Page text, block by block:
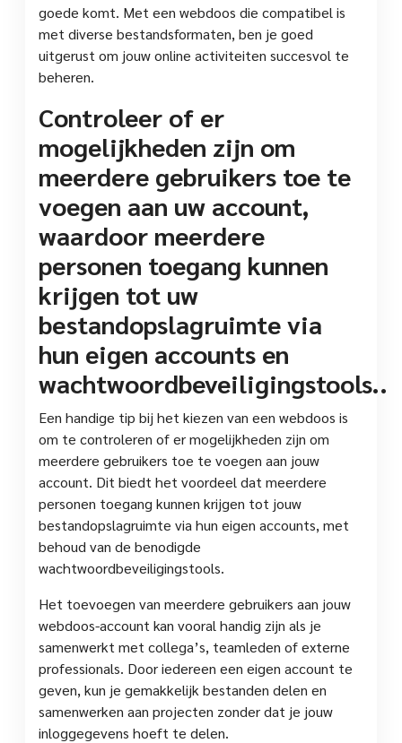
goede komt. Met een webdoos die compatibel is
met diverse bestandsformaten, ben je goed
uitgerust om jouw online activiteiten succesvol te
beheren.
Controleer of er
mogelijkheden zijn om
meerdere gebruikers toe te
voegen aan uw account,
waardoor meerdere
personen toegang kunnen
krijgen tot uw
bestandopslagruimte via
hun eigen accounts en
wachtwoordbeveiligingstools..
Een handige tip bij het kiezen van een webdoos is
om te controleren of er mogelijkheden zijn om
meerdere gebruikers toe te voegen aan jouw
account. Dit biedt het voordeel dat meerdere
personen toegang kunnen krijgen tot jouw
bestandopslagruimte via hun eigen accounts, met
behoud van de benodigde
wachtwoordbeveiligingstools.
Het toevoegen van meerdere gebruikers aan jouw
webdoos-account kan vooral handig zijn als je
samenwerkt met collega’s, teamleden of externe
professionals. Door iedereen een eigen account te
geven, kun je gemakkelijk bestanden delen en
samenwerken aan projecten zonder dat je jouw
inloggegevens hoeft te delen.